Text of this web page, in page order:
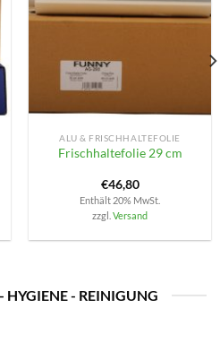
ALU & FRISCHHALTEFOLIE
Frischhaltefolie 29 cm
€46,80
Enthält 20% MwSt.
zzgl. Versand
HYGIENE - REINIGUNG